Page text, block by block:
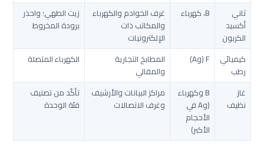
ثاني
أكسيد
الكربون
B، كهرباء
غرف الخوادم والكهرباء
والمكاتب ذات
الإلكترونيات
زيت الطهي؛ واحذر
برودة المخروط
كيميائي
رطب
F (وA)
المطابخ التجارية
والمقالي
الكهرباء المتصلة
غاز
نظيف
B وكهرباء
(وA في
الأحجام
الأكبر)
مراكز البيانات والأرشيف
وغرف الاتصالات
تأكّد من تصنيف
فئة الوحدة